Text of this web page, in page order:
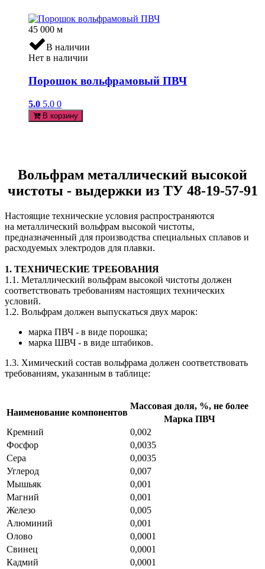
45 000 м
В наличии
Нет в наличии
Порошок вольфрамовый ПВЧ
5.0 5.0 0
В корзину
Вольфрам металлический высокой
чистоты - выдержки из ТУ 48-19-57-91
Настоящие технические условия распространяются
на металлический вольфрам высокой чистоты,
предназначенный для производства специальных сплавов и
расходуемых электродов для плавки.
1. ТЕХНИЧЕСКИЕ ТРЕБОВАНИЯ
1.1. Металлический вольфрам высокой чистоты должен
соответствовать требованиям настоящих технических
условий.
1.2. Вольфрам должен выпускаться двух марок:
марка ПВЧ - в виде порошка;
марка ШВЧ - в виде штабиков.
1.3. Химический состав вольфрама должен соответствовать
требованиям, указанным в таблице:
Наименование компонентов
Массовая доля, %, не более
Марка ПВЧ
Кремний
0,002
Фосфор
0,0035
Сера
0,0035
Углерод
0,007
Мышьяк
0,001
Магний
0,001
Железо
0,005
Алюминий
0,001
Олово
0,0001
Свинец
0,0001
Кадмий
0,0001